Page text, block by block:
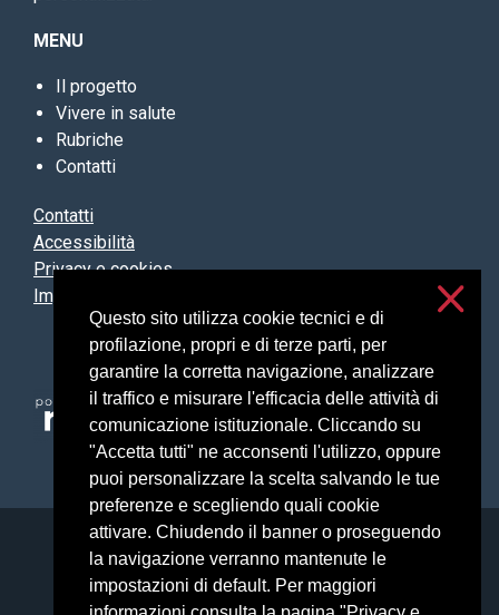
Questo sito utilizza cookie tecnici e di
profilazione, propri e di terze parti, per
garantire la corretta navigazione, analizzare
il traffico e misurare l'efficacia delle attività di
comunicazione istituzionale. Cliccando su
"Accetta tutti" ne acconsenti l'utilizzo, oppure
puoi personalizzare la scelta salvando le tue
preferenze e scegliendo quali cookie
attivare. Chiudendo il banner o proseguendo
la navigazione verranno mantenute le
impostazioni di default. Per maggiori
MENU
Il progetto
Vivere in salute
Rubriche
Contatti
Contatti
Accessibilità
Privacy e cookies
Impostazioni cookie
Università degli Studi di Milano
Via Festa del Perdono, 7 - 20122 Milano
Posta Elettronica Certificata